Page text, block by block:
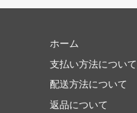
ホーム
支払い方法について
配送方法について
返品について